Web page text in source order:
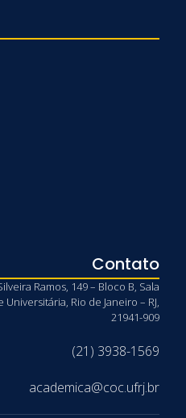
Contato
Ramos, 149 – Bloco B, Sala
Universitária, Rio de Janeiro – RJ,
21941-909
(21) 3938-1569
academica@coc.ufrj.br